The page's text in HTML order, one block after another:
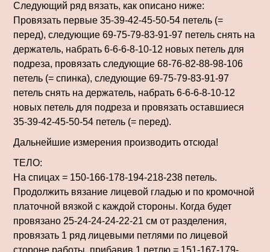
Следующий ряд вязать, как описано ниже:
Провязать первые 35-39-42-45-50-54 петель (=
перед), следующие 69-75-79-83-91-97 петель снять на
держатель, набрать 6-6-6-8-10-12 новых петель для
подреза, провязать следующие 68-76-82-88-98-106
петель (= спинка), следующие 69-75-79-83-91-97
петель снять на держатель, набрать 6-6-6-8-10-12
новых петель для подреза и провязать оставшиеся
35-39-42-45-50-54 петель (= перед).
Дальнейшие измерения производить отсюда!
ТЕЛО:
На спицах = 150-166-178-194-218-238 петель.
Продолжить вязание лицевой гладью и по кромочной
платочной вязкой с каждой стороны. Когда будет
провязано 25-24-24-24-22-21 см от разделения,
провязать 1 ряд лицевыми петлями по лицевой
стороне работы, прибавив 1 петлю = 151-167-179-